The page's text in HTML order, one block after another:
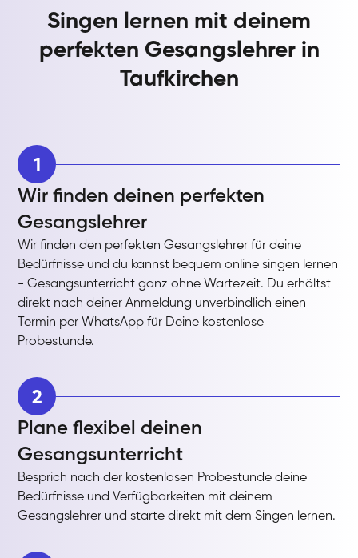
Singen lernen mit deinem
perfekten Gesangslehrer in
Taufkirchen
1
Wir finden deinen perfekten
Gesangslehrer
Wir finden den perfekten Gesangslehrer für deine
Bedürfnisse und du kannst bequem online singen lernen
- Gesangsunterricht ganz ohne Wartezeit. Du erhältst
direkt nach deiner Anmeldung unverbindlich einen
Termin per WhatsApp für Deine kostenlose
Probestunde.
2
Plane flexibel deinen
Gesangsunterricht
Besprich nach der kostenlosen Probestunde deine
Bedürfnisse und Verfügbarkeiten mit deinem
Gesangslehrer und starte direkt mit dem Singen lernen.